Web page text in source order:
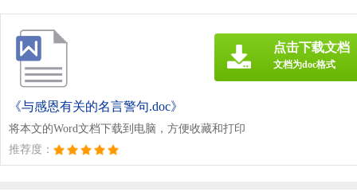
《与感恩有关的名言警句.doc》
将本文的Word文档下载到电脑，方便收藏和打印
推荐度：
点击下载文档
文档为doc格式